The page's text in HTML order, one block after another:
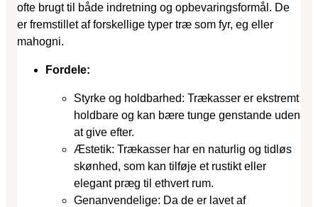
ofte brugt til både indretning og opbevaringsformål. De
er fremstillet af forskellige typer træ som fyr, eg eller
mahogni.
Fordele:
Styrke og holdbarhed: Trækasser er ekstremt
holdbare og kan bære tunge genstande uden
at give efter.
Æstetik: Trækasser har en naturlig og tidløs
skønhed, som kan tilføje et rustikt eller
elegant præg til ethvert rum.
Genanvendelige: Da de er lavet af